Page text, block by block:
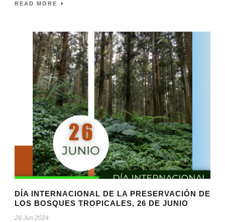
READ MORE
DÍA INTERNACIONAL DE LA PRESERVACIÓN DE
LOS BOSQUES TROPICALES, 26 DE JUNIO
26 Jun 2024